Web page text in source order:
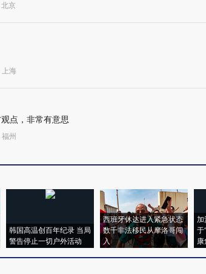
京
海
点，非常有意思
州
韩国高温创百年纪录 当局
警告停止一切户外活动
西班牙休达进入紧急状态
数千非法移民从摩洛哥闯
入
加
于
康